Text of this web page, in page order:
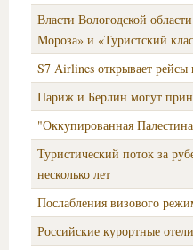
Власти Вологодской
Мороза» и «Туристский
S7 Airlines открывает
Париж и Берлин могут
"Оккупированная
Туристический поток за
несколько лет
Послабления визового
Российские курортные